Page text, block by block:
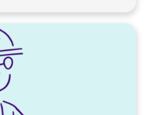
noodzakelijke
Twente.